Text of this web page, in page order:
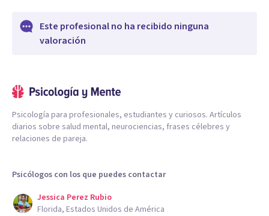
Este profesional no ha recibido ninguna
valoración
Psicología para profesionales, estudiantes y curiosos. Artículos
diarios sobre salud mental, neurociencias, frases célebres y
relaciones de pareja.
Psicólogos con los que puedes contactar
Jessica Perez Rubio
Florida, Estados Unidos de América